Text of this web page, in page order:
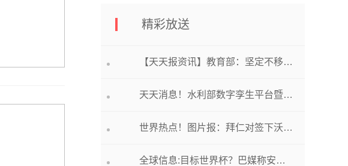
精彩放送
【天天报资讯】教育部：坚定不移推进国家教育数字化战略行动
天天消息！水利部数字孪生平台暨全国水利一张图2023版发布
世界热点！图片报：拜仁对签下沃克持乐观态度，球员本人愿意加盟
全球信息:目标世界杯？巴媒称安切洛蒂同意执教巴西，皇马已知情